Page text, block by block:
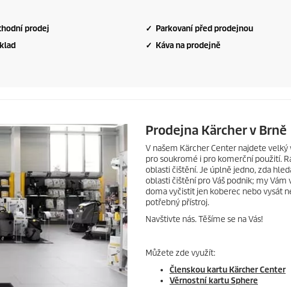
prodej
✓ Parkovaní před prodejnou
✓ Káva na prodejně
Prodejna Kärcher v Brně
V našem Kärcher Center najdete
pro soukromé i pro komerční použití.
oblasti čištění. Je úplně jedno, zda
oblasti čištění pro Váš podnik; my
doma vyčistit jen koberec nebo vysát
potřebný přístroj.
Navštivte nás. Těšíme se na Vás!
Můžete zde využít:
Členskou kartu Kärcher Center
Věrnostní kartu Sphere